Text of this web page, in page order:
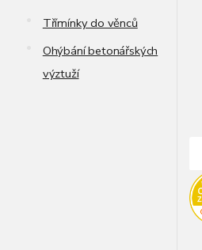
Třímínky do věnců
Ohýbání betonářských
výztuží